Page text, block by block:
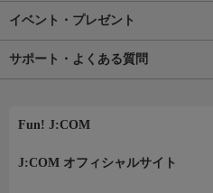
イベント・プレゼント
サポート・よくある質問
Fun! J:COM
J:COM オフィシャルサイト